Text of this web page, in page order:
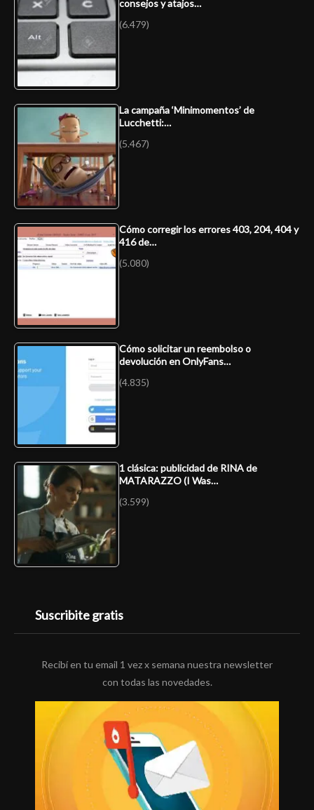
consejos y atajos…
(6.479)
La campaña ‘Minimomentos’ de
Lucchetti:…
(5.467)
Cómo corregir los errores 403, 204, 404 y
416 de…
(5.080)
Cómo solicitar un reembolso o
devolución en OnlyFans…
(4.835)
1 clásica: publicidad de RINA de
MATARAZZO (I Was…
(3.599)
Suscribite gratis
Recibí en tu email 1 vez x semana nuestra newsletter
con todas las novedades.